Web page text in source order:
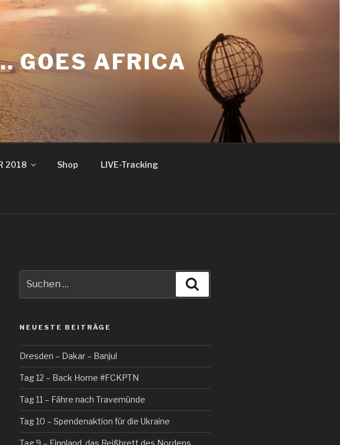
GOES AFRICA
2018 Shop LIVE-Tracking
nach:
NEUESTE BEITRÄGE
Dresden – Dakar – Banjul
Tag 12 – Back Home #FCKPTN
Tag 11 – Fähre nach Travemünde
Tag 10 – Spendenaktion für die Ukraine